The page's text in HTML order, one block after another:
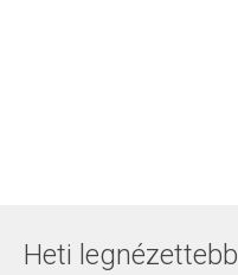
Heti legnézettebb